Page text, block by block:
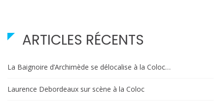
ARTICLES RÉCENTS
La Baignoire d’Archimède se délocalise à la Coloc…
Laurence Debordeaux sur scène à la Coloc